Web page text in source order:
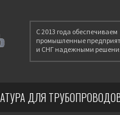
С 2013 года обеспечиваем
промышленные
и СНГ надежными
ДЛЯ